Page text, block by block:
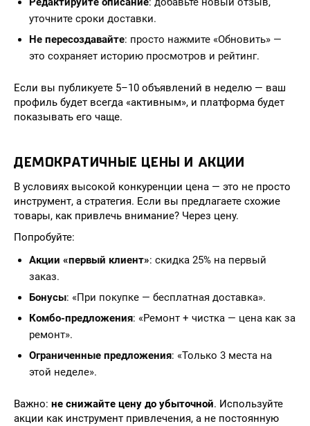
уточните сроки доставки.
Не пересоздавайте: просто нажмите «Обновить» —
это сохраняет историю просмотров и рейтинг.
Если вы публикуете 5–10 объявлений в неделю — ваш
профиль будет всегда «активным», и платформа будет
показывать его чаще.
ДЕМОКРАТИЧНЫЕ ЦЕНЫ И АКЦИИ
В условиях высокой конкуренции цена — это не просто
инструмент, а стратегия. Если вы предлагаете схожие
товары, как привлечь внимание? Через цену.
Попробуйте:
Акции «первый клиент»: скидка 25% на первый
заказ.
Бонусы: «При покупке — бесплатная доставка».
Комбо-предложения: «Ремонт + чистка — цена как за
ремонт».
Ограниченные предложения: «Только 3 места на
этой неделе».
Важно: не снижайте цену до убыточной. Используйте
акции как инструмент привлечения, а не постоянную